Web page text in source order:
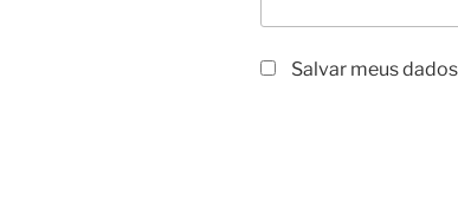
Salvar meus